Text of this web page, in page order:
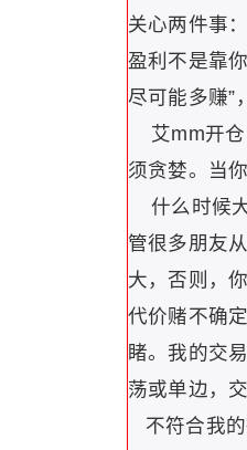
关心两件事
盈利不是靠
尽可能多赚”
艾mm开仓
须贪婪。当
什么时候大
管很多朋友
大，否则，
代价赌不确
睹。我的交
荡或单边，
不符合我的